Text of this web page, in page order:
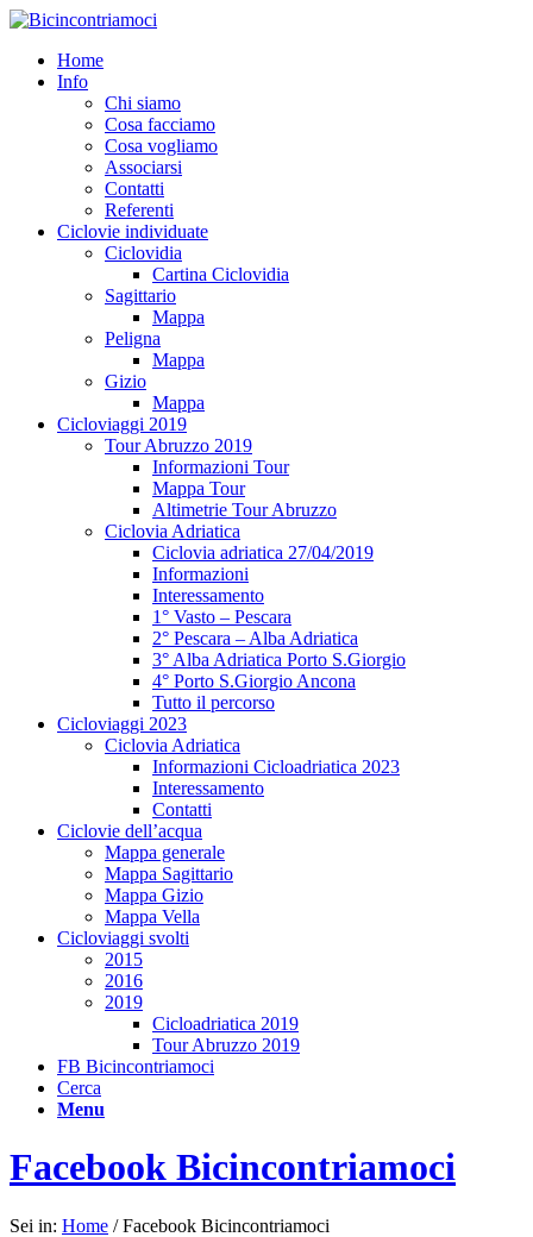
Home
Info
Chi siamo
Cosa facciamo
Cosa vogliamo
Associarsi
Contatti
Referenti
Ciclovie individuate
Ciclovidia
Cartina Ciclovidia
Sagittario
Mappa
Peligna
Mappa
Gizio
Mappa
Cicloviaggi 2019
Tour Abruzzo 2019
Informazioni Tour
Mappa Tour
Altimetrie Tour Abruzzo
Ciclovia Adriatica
Ciclovia adriatica 27/04/2019
Informazioni
Interessamento
1° Vasto – Pescara
2° Pescara – Alba Adriatica
3° Alba Adriatica Porto S.Giorgio
4° Porto S.Giorgio Ancona
Tutto il percorso
Cicloviaggi 2023
Ciclovia Adriatica
Informazioni Cicloadriatica 2023
Interessamento
Contatti
Ciclovie dell’acqua
Mappa generale
Mappa Sagittario
Mappa Gizio
Mappa Vella
Cicloviaggi svolti
2015
2016
2019
Cicloadriatica 2019
Tour Abruzzo 2019
FB Bicincontriamoci
Cerca
Menu
Facebook Bicincontriamoci
Sei in: Home / Facebook Bicincontriamoci